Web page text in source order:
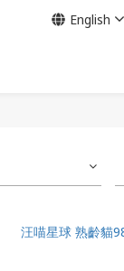
English